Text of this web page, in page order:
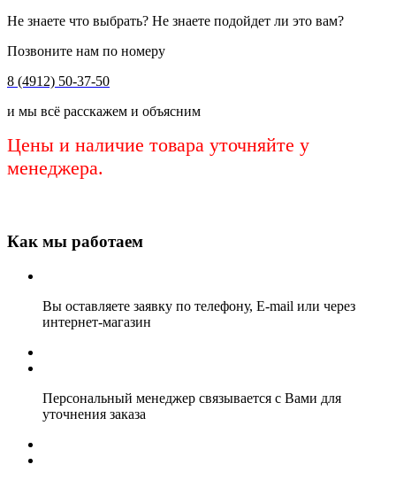
Не знаете что выбрать? Не знаете подойдет ли это вам?
Позвоните нам по номеру
8 (4912) 50-37-50
и мы всё расскажем и объясним
Цены и наличие товара уточняйте у
менеджера.
Как мы работаем
Вы оставляете заявку по телефону, E-mail или через
интернет-магазин
Персональный менеджер связывается с Вами для
уточнения заказа